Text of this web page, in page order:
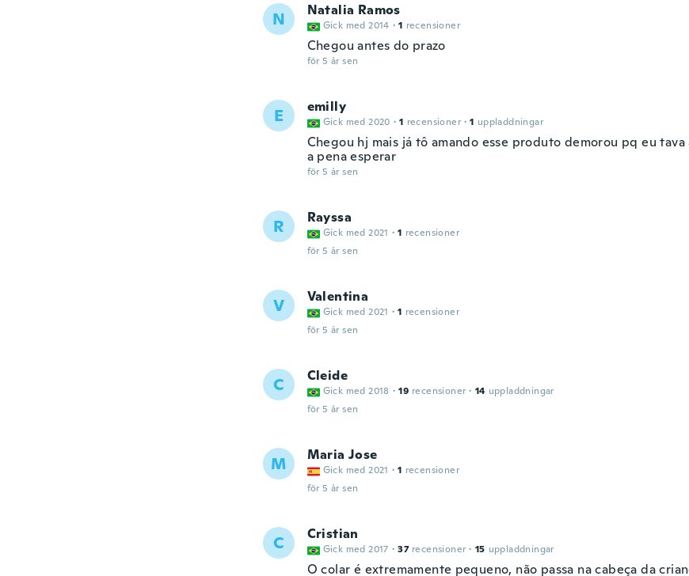
N Natalia Ramos
Gick med 2014 · 1 recensioner
Chegou antes do prazo
för 5 år sen
E emilly
Gick med 2020 · 1 recensioner · 1 uppladdningar
Chegou hj mais já tô amando esse produto demorou pq eu tava
a pena esperar
för 5 år sen
R Rayssa
Gick med 2021 · 1 recensioner
för 5 år sen
V Valentina
Gick med 2021 · 1 recensioner
för 5 år sen
C Cleide
Gick med 2018 · 19 recensioner · 14 uppladdningar
för 5 år sen
M Maria Jose
Gick med 2021 · 1 recensioner
för 5 år sen
C Cristian
Gick med 2017 · 37 recensioner · 15 uppladdningar
O colar é extremamente pequeno, não passa na cabeça da